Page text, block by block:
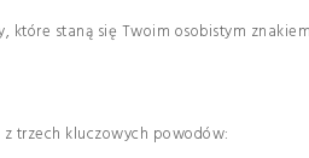
które staną się Twoim osobistym znakiem
trzech kluczowych powodów: